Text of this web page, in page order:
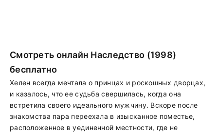
Смотреть онлайн Наследство (1998)
бесплатно
Хелен всегда мечтала о принцах и роскошных дворцах,
и казалось, что ее судьба свершилась, когда она
встретила своего идеального мужчину. Вскоре после
знакомства пара переехала в изысканное поместье,
расположенное в уединенной местности, где не